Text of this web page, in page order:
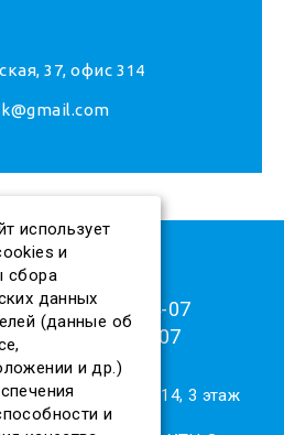
37, офис 314
8 (909) 543-04-07
8(3822)23-04-07
37, офис 314, 3 этаж
использует
и
сбора
данных
(данные об
и др.)
и